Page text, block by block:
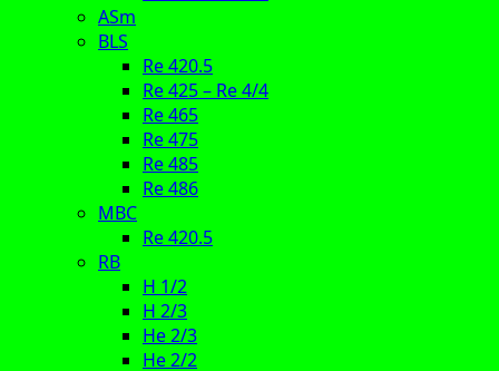
ASm
BLS
Re 420.5
Re 425 – Re 4/4
Re 465
Re 475
Re 485
Re 486
MBC
Re 420.5
RB
H 1/2
H 2/3
He 2/3
He 2/2